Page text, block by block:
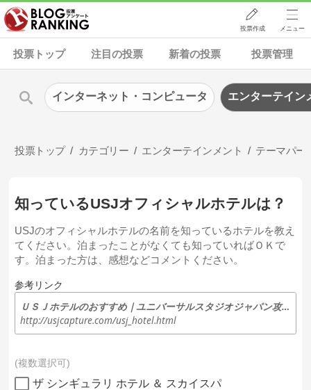
投票作成 メニュー
投票トップ 注目の投票 新着の投票 投票管理
投票トップ カテゴリー エンターテインメント テーマパー
知っているUSJオフィシャルホテルは？
USJのオフィシャルホテルの名前を知っているホテルを教え
てください。泊まったことがなくても知っていればＯＫで
す。泊まった方は、感想などコメントください。
参考リンク
ＵＳＪホテルのおすすめ｜ユニバーサルスタジオジャパン攻略法
http://usjcapture.com/usj_hotel.html
複数選択可
ザ シンギュラリ ホテル ＆ スカイスパ
インターネット・コンピュータ エンターテイン